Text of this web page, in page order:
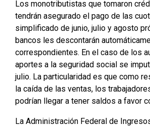
Los monotributistas que tomaron
tendrán asegurado el pago de las
simplificado de junio, julio y agosto
bancos les descontarán
correspondientes. En el caso de los
aportes a la seguridad social se
julio. La particularidad es que como
la caída de las ventas, los
podrían llegar a tener saldos a favor
La Administración Federal de